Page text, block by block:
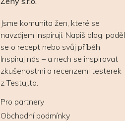
Jsme komunita žen, které se
navzájem inspirují. Napiš blog, poděl
se o recept nebo svůj příběh.
Inspiruj nás – a nech se inspirovat
zkušenostmi a recenzemi testerek
z Testuj.to.
Pro partnery
Obchodní podmínky